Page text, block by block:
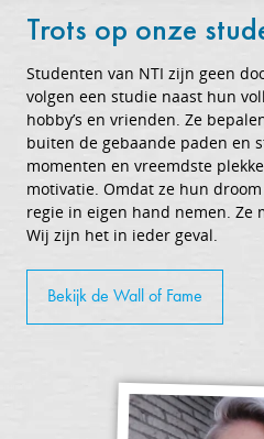
Trots op onze
Studenten van NTI zijn geen
volgen een studie naast hun
hobby’s en vrienden. Ze
buiten de gebaande paden en
momenten en vreemdste
motivatie. Omdat ze hun
regie in eigen hand nemen. Ze
Wij zijn het in ieder geval.
Bekijk de Wall of Fame